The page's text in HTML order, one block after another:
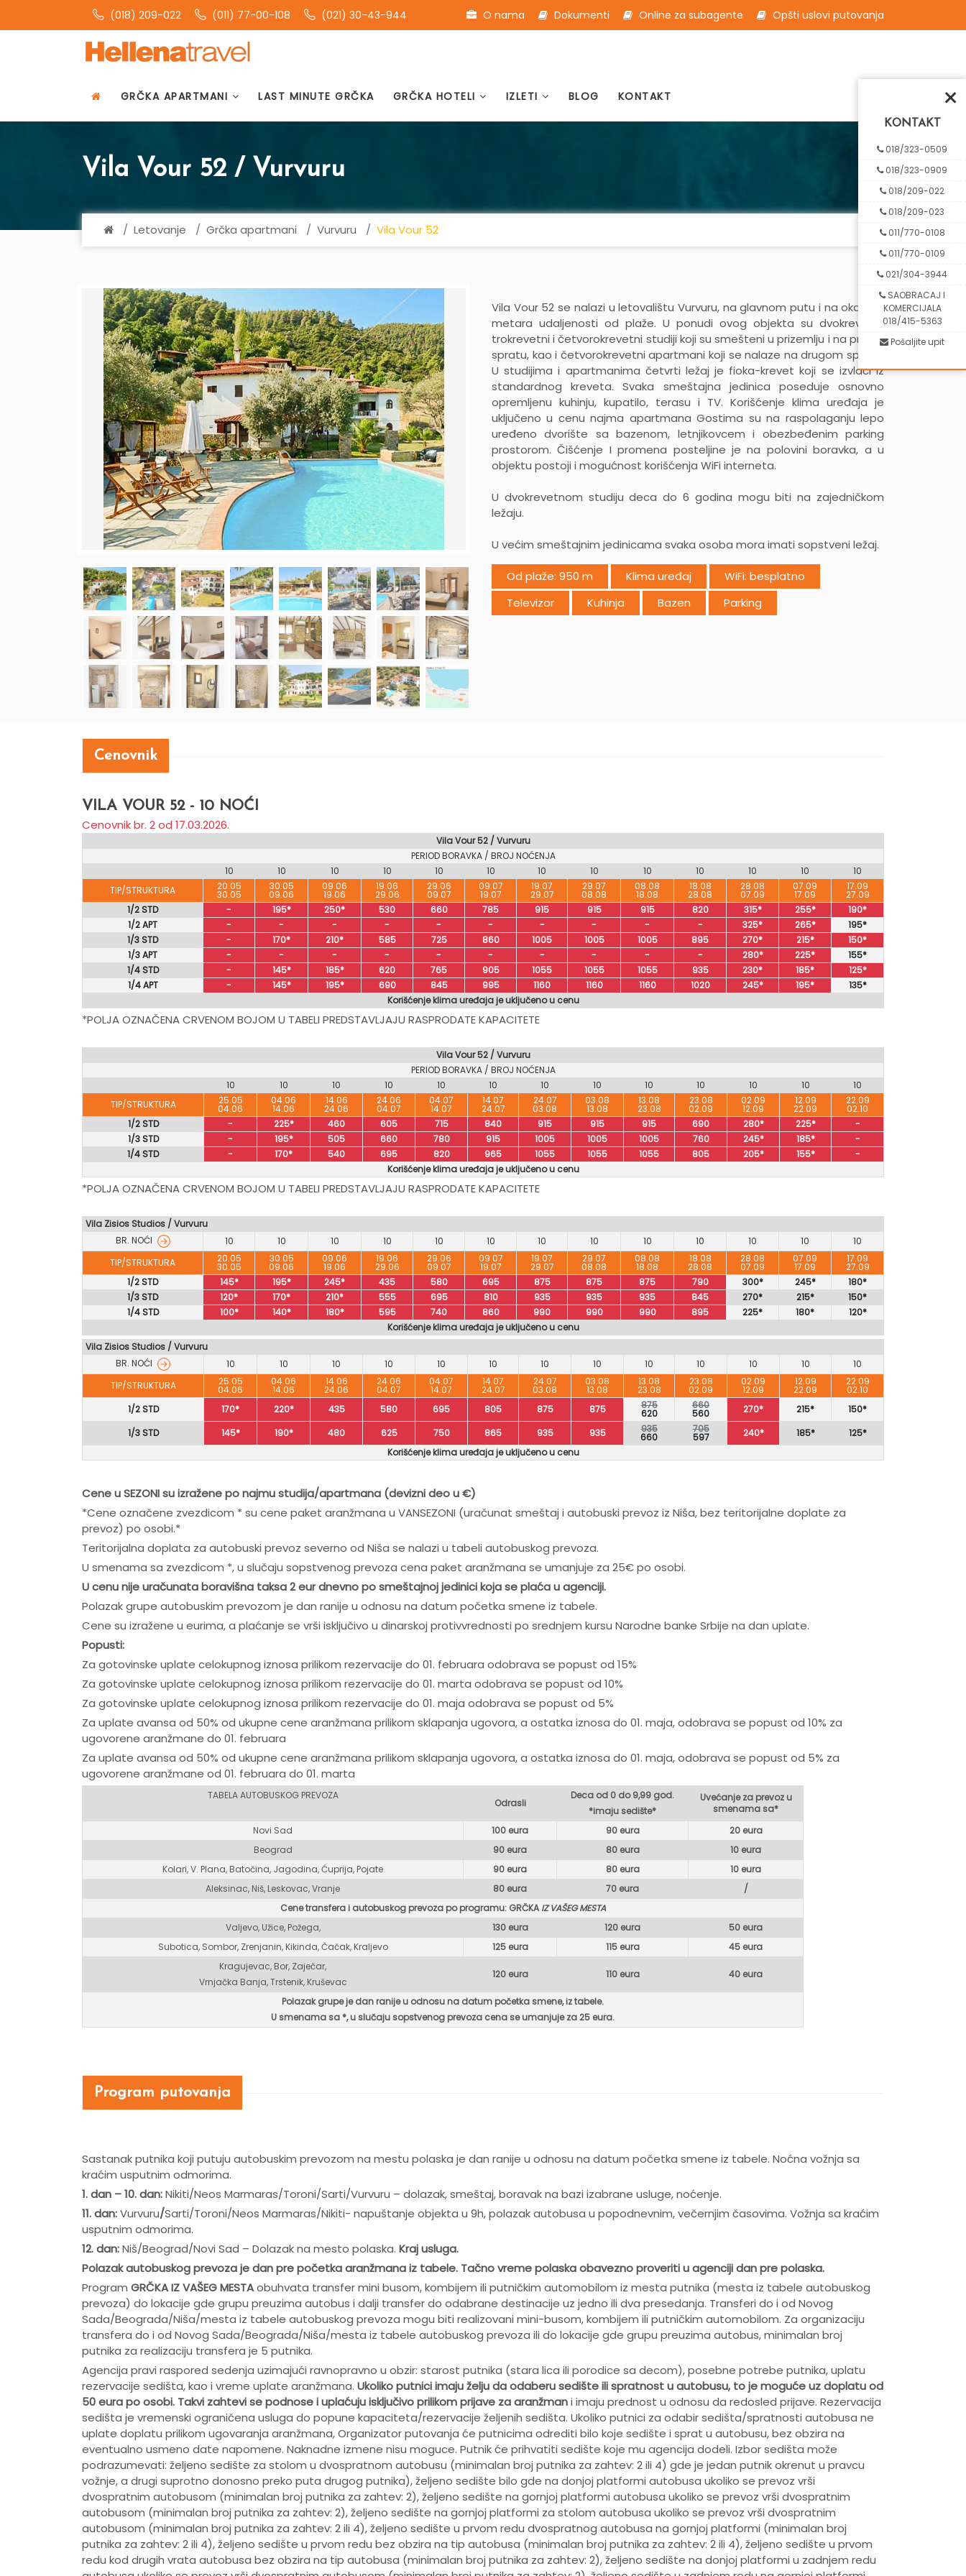
(018) 209-022 (011) 77-00-108 (021) 30-43-944 O nama Dokumenti Online za subagente Opšti uslovi putovanja
GRČKA APARTMANI LAST MINUTE GRČKA GRČKA HOTELI IZLETI BLOG KONTAKT
Vila Vour 52 / Vurvuru
Letovanje Grčka apartmani Vurvuru Vila Vour 52
Vila Vour 52 se nalazi u letovalištu Vurvuru, na glavnom putu i na oko 950
metara udaljenosti od plaže. U ponudi ovog objekta su dvokrevetni,
trokrevetni i četvorokrevetni studiji koji su smešteni u prizemlju i na prvom
spratu, kao i četvorokrevetni apartmani koji se nalaze na drugom spratu.
U studijima i apartmanima četvrti ležaj je fioka-krevet koji se izvlači iz
standardnog kreveta. Svaka smeštajna jedinica poseduje osnovno
opremljenu kuhinju, kupatilo, terasu i TV. Korišćenje klima uređaja je
uključeno u cenu najma apartmana Gostima su na raspolaganju lepo
uređeno dvorište sa bazenom, letnjikovcem i obezbeđenim parking
prostorom. Čišćenje I promena posteljine je na polovini boravka, a u
objektu postoji i mogućnost korišćenja WiFi interneta.
U dvokrevetnom studiju deca do 6 godina mogu biti na zajedničkom
ležaju.
U većim smeštajnim jedinicama svaka osoba mora imati sopstveni ležaj.
Od plaže: 950 m Klima uređaj
WiFi: besplatno
Televizor
Kuhinja Bazen Parking
Cenovnik
VILA VOUR 52 - 10 NOĆI
Cenovnik br. 2 od 17.03.2026.
Vila Vour 52 / Vurvuru
PERIOD BORAVKA / BROJ NOĆENJA
10
10 10 10 10 10 10 10 10 10 10 10
10
TIP/STRUKTURA
20.05
30.05
30.05
09.06
09.06
19.06
19.06
29.06
29.06
09.07
09.07
19.07
19.07
29.07
29.07
08.08
08.08
18.08
18.08
28.08
28.08
07.09
07.09
17.09
17.09
27.09
1/2 STD
- 195* 250* 530 660 785 915 915 915 820 315* 255*
190*
1/2 APT
- - - - - - - - - - 325* 265*
195*
1/3 STD
- 170* 210* 585 725 860 1005 1005 1005 895 270* 215*
150*
1/3 APT
- - - - - - - - - - 280* 225*
155*
1/4 STD
- 145* 185* 620 765 905 1055 1055 1055 935 230* 185*
125*
1/4 APT
- 145* 195* 690 845 995 1160 1160 1160 1020 245* 195*
135*
Korišćenje klima uređaja je uključeno u cenu
*POLJA OZNAČENA CRVENOM BOJOM U TABELI PREDSTAVLJAJU RASPRODATE KAPACITETE
Vila Vour 52 / Vurvuru
PERIOD BORAVKA / BROJ NOĆENJA
10
10 10 10 10 10 10 10 10 10 10 10
10
TIP/STRUKTURA
25.05
04.06
04.06
14.06
14.06
24.06
24.06
04.07
04.07
14.07
14.07
24.07
24.07
03.08
03.08
13.08
13.08
23.08
23.08
02.09
02.09
12.09
12.09
22.09
22.09
02.10
1/2 STD
- 225* 460 605 715 840 915 915 915 690 280* 225*
-
1/3 STD
- 195* 505 660 780 915 1005 1005 1005 760 245* 185*
-
1/4 STD
- 170* 540 695 820 965 1055 1055 1055 805 205* 155*
-
Korišćenje klima uređaja je uključeno u cenu
*POLJA OZNAČENA CRVENOM BOJOM U TABELI PREDSTAVLJAJU RASPRODATE KAPACITETE
Vila Zisios Studios / Vurvuru
BR. NOĆI
10 10 10 10 10 10 10 10 10 10 10 10
10
TIP/STRUKTURA
20.05
30.05
30.05
09.06
09.06
19.06
19.06
29.06
29.06
09.07
09.07
19.07
19.07
29.07
29.07
08.08
08.08
18.08
18.08
28.08
28.08
07.09
07.09
17.09
17.09
27.09
1/2 STD
145* 195* 245* 435 580 695 875 875 875 790 300* 245*
180*
1/3 STD
120* 170* 210* 555 695 810 935 935 935 845 270* 215*
150*
1/4 STD
100* 140* 180* 595 740 860 990 990 990 895 225* 180*
120*
Korišćenje klima uređaja je uključeno u cenu
Vila Zisios Studios / Vurvuru
BR. NOĆI
10 10 10 10 10 10 10 10 10 10 10 10
10
TIP/STRUKTURA
25.05
04.06
04.06
14.06
14.06
24.06
24.06
04.07
04.07
14.07
14.07
24.07
24.07
03.08
03.08
13.08
13.08
23.08
23.08
02.09
02.09
12.09
12.09
22.09
22.09
02.10
1/2 STD
170* 220* 435 580 695 805 875 875 875
620
660
560 270* 215*
150*
1/3 STD
145* 190* 480 625 750 865 935 935 935
660
705
597 240* 185*
125*
Korišćenje klima uređaja je uključeno u cenu
Cene u SEZONI su izražene po najmu studija/apartmana (devizni deo u€)
*Cene označene zvezdicom * su cene paket aranžmana u VANSEZONI (uračunat smeštaj i autobuski prevoz iz Niša, bez teritorijalne doplate za
prevoz) po osobi.*
Teritorijalna doplata za autobuski prevoz severno od Niša se nalazi u tabeli autobuskog prevoza.
U smenama sa zvezdicom *, u slučaju sopstvenog prevoza cena paket aranžmana se umanjuje za 25€ po osobi.
U cenu nije uračunata boravišna taksa 2 eur dnevno po smeštajnoj jedinici koja se plaća u agenciji.
Polazak grupe autobuskim prevozom je dan ranije u odnosu na datum početka smene iz tabele.
Cene su izražene u eurima, a plaćanje se vrši isključivo u dinarskoj protivvrednosti po srednjem kursu Narodne banke Srbije na dan uplate.
Popusti:
Za gotovinske uplate celokupnog iznosa prilikom rezervacije do 01. februara odobrava se popust od 15%
Za gotovinske uplate celokupnog iznosa prilikom rezervacije do 01. marta odobrava se popust od 10%
Za gotovinske uplate celokupnog iznosa prilikom rezervacije do 01. maja odobrava se popust od 5%
Za uplate avansa od 50% od ukupne cene aranžmana prilikom sklapanja ugovora, a ostatka iznosa do 01. maja, odobrava se popust od 10% za
ugovorene aranžmane do 01. februara
Za uplate avansa od 50% od ukupne cene aranžmana prilikom sklapanja ugovora, a ostatka iznosa do 01. maja, odobrava se popust od 5% za
ugovorene aranžmane od 01. februara do 01. marta
TABELA AUTOBUSKOG PREVOZA
Odrasli
Deca od 0 do 9,99 god.
*imaju sedište*
Uvećanje za prevoz u
smenama sa*
Novi Sad
100 eura 90 eura
20 eura
Beograd
90 eura 80 eura
10 eura
Kolari, V. Plana, Batočina, Jagodina, Ćuprija, Pojate
90 eura 80 eura
10 eura
Aleksinac, Niš, Leskovac, Vranje
80 eura 70 eura
/
Cene transfera i autobuskog prevoza po programu: GRČKAIZ VAŠEG MESTA
Valjevo, Užice, Požega,
130 eura 120 eura
50 eura
Subotica, Sombor, Zrenjanin, Kikinda, Čačak, Kraljevo
125 eura 115 eura
45 eura
Kragujevac, Bor, Zaječar,
Vrnjačka Banja, Trstenik, Kruševac
120 eura 110 eura 40 eura
Polazak grupe je dan ranije u odnosu na datum početka smene, iz tabele.
U smenama sa *, uslučaju sopstvenog prevoza cena se umanjuje za 25 eura.
Program putovanja
Sastanak putnika koji putuju autobuskim prevozom na mestu polaska je dan ranije u odnosu na datum početka smene iz tabele. Noćna vožnja sa
kraćim usputnim odmorima.
1. dan – 10. dan:Nikiti/Neos Marmaras/Toroni/Sarti/Vurvuru – dolazak, smeštaj, boravak na bazi izabrane usluge, noćenje.
11. dan:Vurvuru/Sarti/Toroni/Neos Marmaras/Nikiti- napuštanje objekta u 9h, polazak autobusa u popodnevnim, večernjim časovima. Vožnja sa kraćim
usputnim odmorima.
12. dan:Niš/Beograd/Novi Sad – Dolazak na mesto polaska. Kraj usluga.
Polazak autobuskog prevoza je dan pre početka aranžmana iz tabele. Tačno vreme polaska obavezno proveriti u agenciji dan pre polaska.
Program GRČKA IZ VAŠEG MESTAobuhvata transfer mini busom, kombijem ili putničkim automobilom iz mesta putnika (mesta iz tabele autobuskog
prevoza) do lokacije gde grupu preuzima autobus i dalji transfer do odabrane destinacije uz jedno ili dva presedanja. Transferi do i od Novog
Sada/Beograda/Niša/mesta iz tabele autobuskog prevoza mogu biti realizovani mini-busom, kombijem ili putničkim automobilom. Za organizaciju
transfera do i od Novog Sada/Beograda/Niša/mesta iz tabele autobuskog prevoza ili do lokacije gde grupu preuzima autobus, minimalan broj
putnika za realizaciju transfera je 5 putnika.
Agencija pravi raspored sedenja uzimajući ravnopravno u obzir: starost putnika (stara lica ili porodice sa decom), posebne potrebe putnika, uplatu
rezervacije sedišta, kao i vreme uplate aranžmana. Ukoliko putnici imaju želju da odaberu sedište ili spratnost u autobusu, to je moguće uz doplatu od
50 eura po osobi. Takvi zahtevi se podnose i uplaćuju isključivo prilikom prijave za aranžmani imaju prednost u odnosu da redosled prijave. Rezervacija
sedišta je vremenski ograničena usluga do popune kapaciteta/rezervacije željenih sedišta. Ukoliko putnici za odabir sedišta/spratnosti autobusa ne
uplate doplatu prilikom ugovaranja aranžmana, Organizator putovanja će putnicima odrediti bilo koje sedište i sprat u autobusu, bez obzira na
eventualno usmeno date napomene. Naknadne izmene nisu moguce. Putnik će prihvatiti sedište koje mu agencija dodeli. Izbor sedišta može
podrazumevati: željeno sedište za stolom u dvospratnom autobusu (minimalan broj putnika za zahtev: 2 ili 4) gde je jedan putnik okrenut u pravcu
vožnje, a drugi suprotno donosno preko puta drugog putnika), željeno sedište bilo gde na donjoj platformi autobusa ukoliko se prevoz vrši
dvospratnim autobusom (minimalan broj putnika za zahtev: 2), željeno sedište na gornjoj platformi autobusa ukoliko se prevoz vrši dvospratnim
autobusom (minimalan broj putnika za zahtev: 2), željeno sedište na gornjoj platformi za stolom autobusa ukoliko se prevoz vrši dvospratnim
autobusom (minimalan broj putnika za zahtev: 2 ili 4), željeno sedište u prvom redu dvospratnog autobusa na gornjoj platformi (minimalan broj
putnika za zahtev: 2 ili 4), željeno sedište u prvom redu bez obzira na tip autobusa (minimalan broj putnika za zahtev: 2 ili 4), željeno sedište u prvom
redu kod drugih vrata autobusa bez obzira na tip autobusa (minimalan broj putnika za zahtev: 2), željeno sedište na donjoj platformi u zadnjem redu
×
KONTAKT
018/323-0509
018/323-0909
018/209-022
018/209-023
011/770-0108
011/770-0109
021/304-3944
SAOBRACAJ I
KOMERCIJALA
018/415-5363
Pošaljite upit